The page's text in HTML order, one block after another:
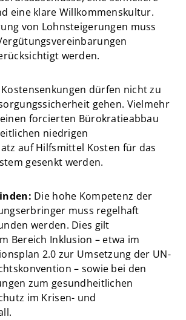
eine klare Willkommenskultur.
von Lohnsteigerungen muss
werden.
Kostensenkungen dürfen nicht zu
gehen. Vielmehr
forcierten Bürokratieabbau
niedrigen
auf Hilfsmittel Kosten für das
gesenkt werden.
Die hohe Kompetenz der
muss regelhaft
werden. Dies gilt
Bereich Inklusion – etwa im
2.0 zur Umsetzung der UN-
– sowie bei den
zum gesundheitlichen
im Krisen- und